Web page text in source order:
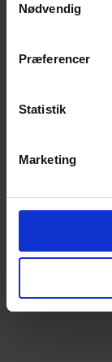
Nødvendig
Præferencer
Statistik
Marketing